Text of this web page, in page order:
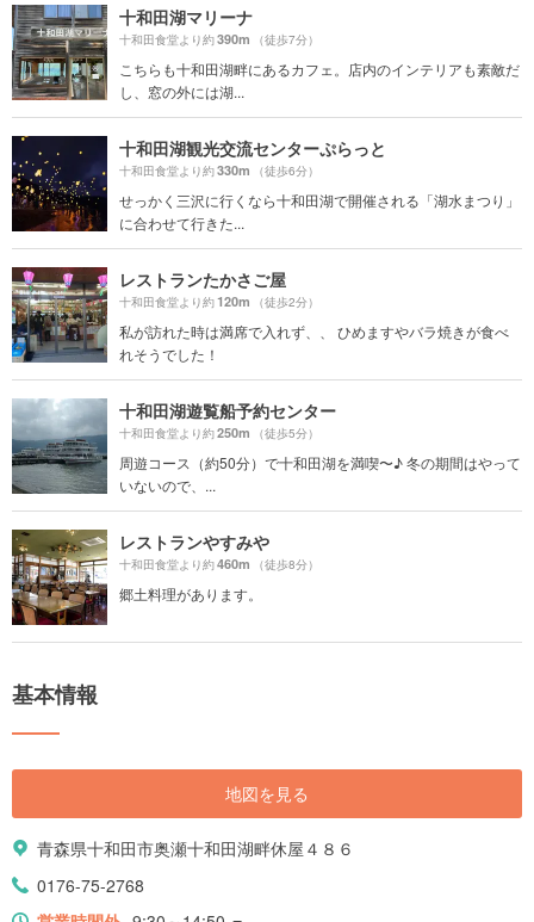
十和田湖マリーナ
十和田食堂より約390m （徒歩7分）
こちらも十和田湖畔にあるカフェ。店内のインテリアも素敵だ
し、窓の外には湖...
十和田湖観光交流センターぷらっと
十和田食堂より約330m （徒歩6分）
せっかく三沢に行くなら十和田湖で開催される「湖水まつり」
に合わせて行きた...
レストランたかさご屋
十和田食堂より約120m （徒歩2分）
私が訪れた時は満席で入れず、、 ひめますやバラ焼きが食べ
れそうでした！
十和田湖遊覧船予約センター
十和田食堂より約250m （徒歩5分）
周遊コース（約50分）で十和田湖を満喫〜♪ 冬の期間はやって
いないので、...
レストランやすみや
十和田食堂より約460m （徒歩8分）
郷土料理があります。
基本情報
地図を見る
青森県十和田市奥瀬十和田湖畔休屋４８６
0176-75-2768